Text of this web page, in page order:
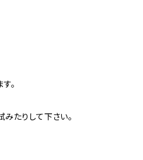
。
たりして下さい。